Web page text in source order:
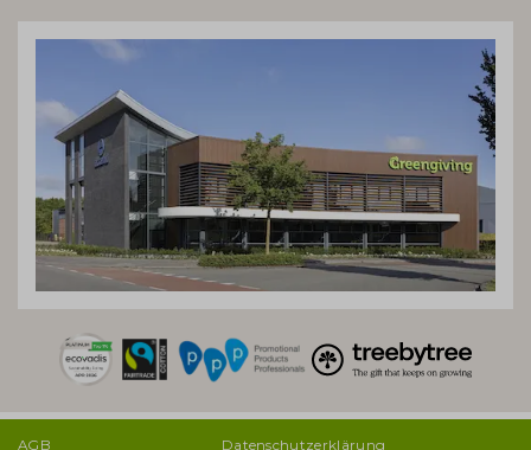
AGB Datenschutzerklärung